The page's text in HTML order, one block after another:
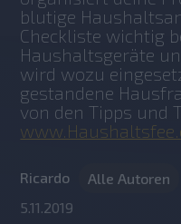
blutige
Checkliste wichtig
Haushaltsgeräte
wird wozu
gestandene
von den Tipps und
Ricardo
Alle Autoren
5.11.2019